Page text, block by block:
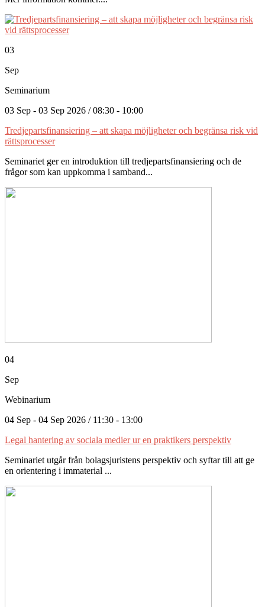
03
Sep
Seminarium
03 Sep - 03 Sep 2026 / 08:30 - 10:00
Tredjepartsfinansiering – att skapa möjligheter och begränsa risk vid
rättsprocesser
Seminariet ger en introduktion till tredjepartsfinansiering och de
frågor som kan uppkomma i samband...
04
Sep
Webinarium
04 Sep - 04 Sep 2026 / 11:30 - 13:00
Legal hantering av sociala medier ur en praktikers perspektiv
Seminariet utgår från bolagsjuristens perspektiv och syftar till att ge
en orientering i immaterial ...